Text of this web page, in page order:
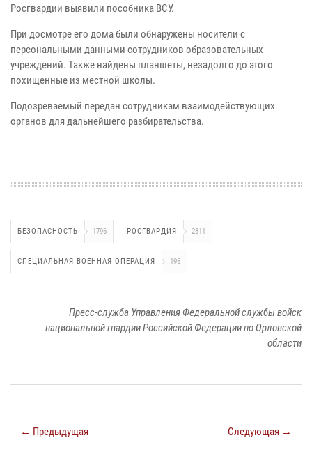
Росгвардии выявили пособника ВСУ.
При досмотре его дома были обнаружены носители с
персональными данными сотрудников образовательных
учреждений. Также найдены планшеты, незадолго до этого
похищенные из местной школы.
Подозреваемый передан сотрудникам взаимодействующих
органов для дальнейшего разбирательства.
БЕЗОПАСНОСТЬ 1796 РОСГВАРДИЯ 2811
СПЕЦИАЛЬНАЯ ВОЕННАЯ ОПЕРАЦИЯ 196
Пресс-служба Управления Федеральной службы войск
национальной гвардии Российской Федерации по Орловской
области
← Предыдущая Следующая →